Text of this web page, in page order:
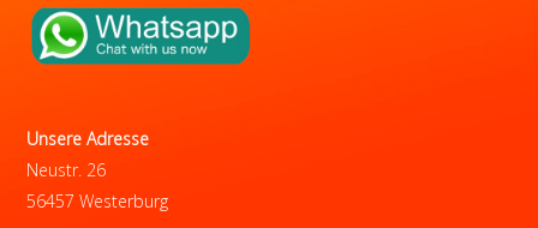
Unsere Adresse
Neustr. 26
56457 Westerburg